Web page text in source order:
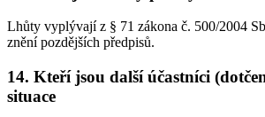
Lhůty vyplývají z § 71 zákona č. 500/2004
znění pozdějších předpisů.
14. Kteří jsou další účastníci
situace